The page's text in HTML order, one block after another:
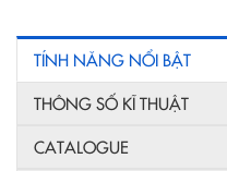
TÍNH NĂNG NỔI BẬT
THÔNG SỐ KĨ THUẬT
CATALOGUE